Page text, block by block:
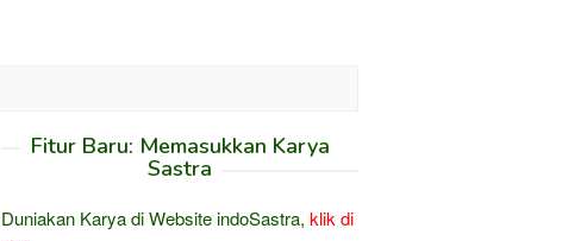
Fitur Baru: Memasukkan Karya
Sastra
Duniakan Karya di Website indoSastra, klik di